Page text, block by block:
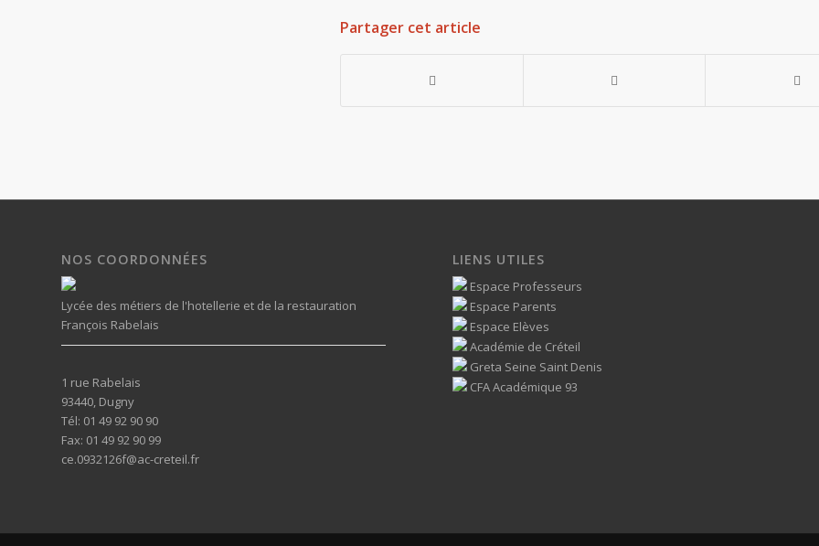
Partager cet article
NOS COORDONNÉES
Lycée des métiers de l'hotellerie et de la restauration
François Rabelais
1 rue Rabelais
93440, Dugny
Tél: 01 49 92 90 90
Fax: 01 49 92 90 99
ce.0932126f@ac-creteil.fr
LIENS UTILES
Espace Professeurs
Espace Parents
Espace Elèves
Académie de Créteil
Greta Seine Saint Denis
CFA Académique 93